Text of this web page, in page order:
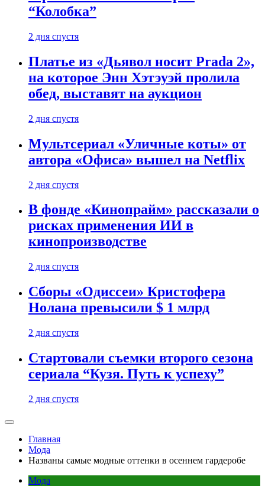
“Колобка”
2 дня спустя
Платье из «Дьявол носит Prada 2»,
на которое Энн Хэтэуэй пролила
обед, выставят на аукцион
2 дня спустя
Мультсериал «Уличные коты» от
автора «Офиса» вышел на Netflix
2 дня спустя
В фонде «Кинопрайм» рассказали о
рисках применения ИИ в
кинопроизводстве
2 дня спустя
Сборы «Одиссеи» Кристофера
Нолана превысили $ 1 млрд
2 дня спустя
Стартовали съемки второго сезона
сериала “Кузя. Путь к успеху”
2 дня спустя
Главная
Мода
Названы самые модные оттенки в осеннем гардеробе
Мода